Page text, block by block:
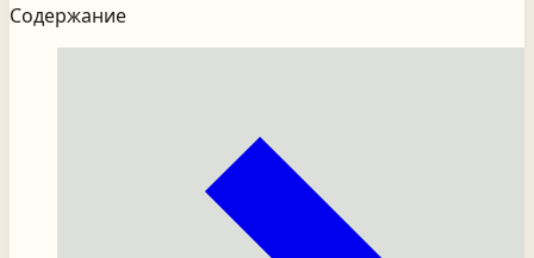
Содержание